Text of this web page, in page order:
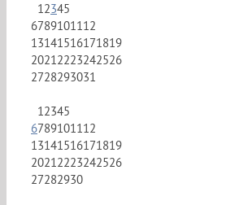
12345
6789101112
13141516171819
20212223242526
2728293031
12345
6789101112
13141516171819
20212223242526
27282930